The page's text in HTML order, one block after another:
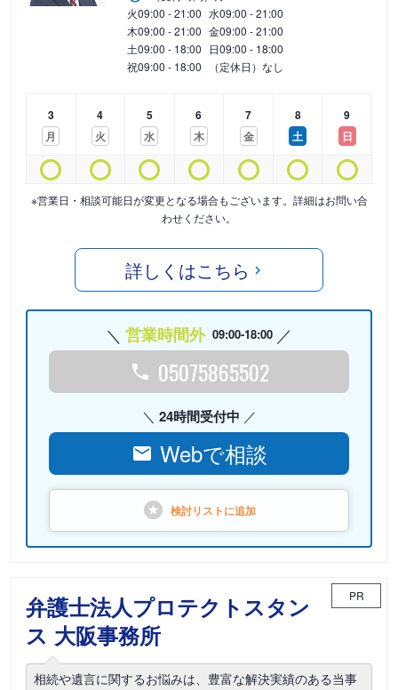
火09:00 - 21:00 水09:00 - 21:00
木09:00 - 21:00 金09:00 - 21:00
土09:00 - 18:00 日09:00 - 18:00
祝09:00 - 18:00 （定休日）なし
3
月
4
火
5
水
6
木
7
金
8
土
9
日
※営業日・相談可能日が変更となる場合もございます。詳細はお問い合
わせください。
詳しくはこちら
営業時間外 09:00-18:00
05075865502
24時間受付中
Webで相談
検討リストに追加
弁護士法人プロテクトスタン
ス 大阪事務所
PR
相続や遺言に関するお悩みは、豊富な解決実績のある当事